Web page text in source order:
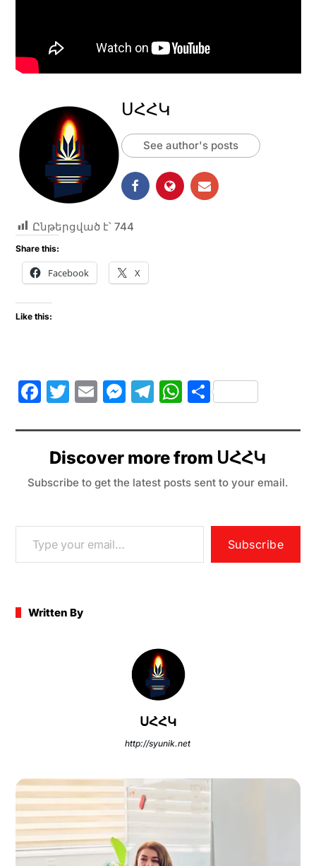
ՍՀՀԿ
See author's posts
Ընթերցված է՝ 744
Share this:
Facebook X
Like this:
F
c
e
b
o
k
T
itt
er
E
ai
l
M
s
s
e
g
T
e
gr
a
W
at
s
A
p
S
ar
e
Discover more from ՍՀՀԿ
Subscribe to get the latest posts sent to your email.
Subscribe
Written By
ՍՀՀԿ
http://syunik.net